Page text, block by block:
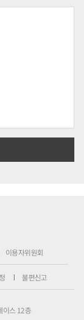
이용자위원회
불편신고
이스 12층